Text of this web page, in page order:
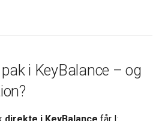
i KeyBalance – og